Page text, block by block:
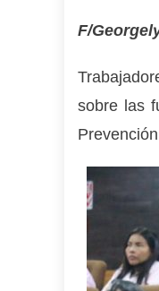
F/
sobre las